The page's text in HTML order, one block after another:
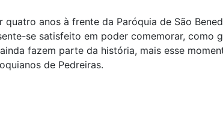
quatro anos à frente da Paróquia de São
se satisfeito em poder comemorar, como
fazem parte da história, mais esse
de Pedreiras.